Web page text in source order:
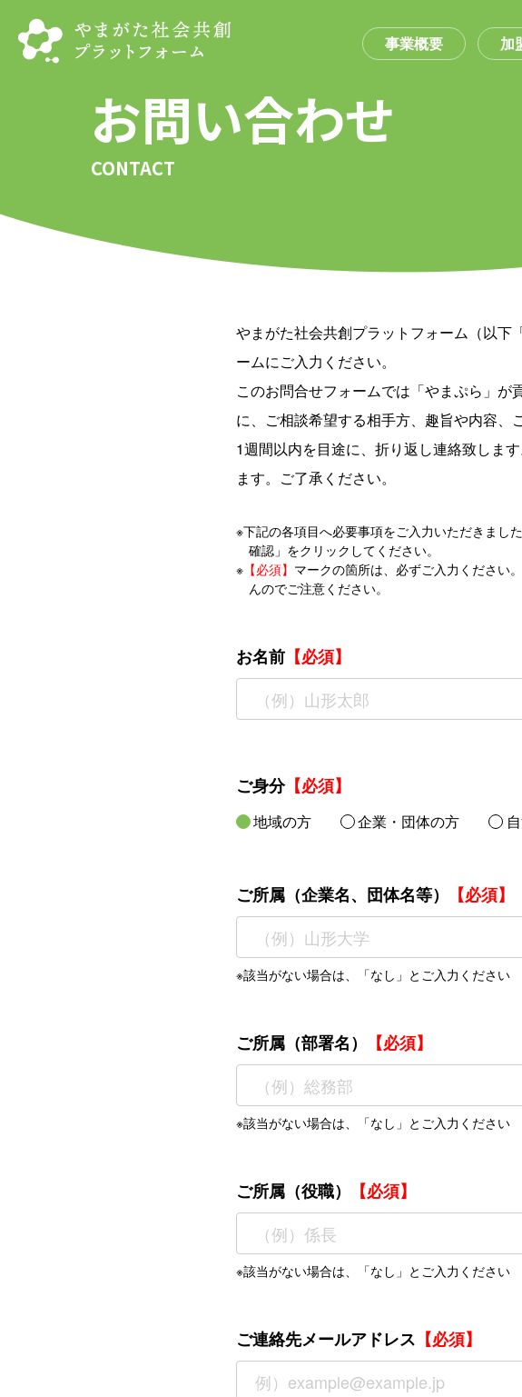
事業概要 加
お問い合わせ
CONTACT
やまがた社会共創プラットフォーム（以下
ームにご入力ください。
このお問合せフォームでは「やまぷら」
に、ご相談希望する相手方、趣旨や内容
1週間以内を目途に、折り返し連絡致しま
ます。ご了承ください。
※下記の各項目へ必要事項をご入力いただきまし
確認」をクリックしてください。
※ 【必須】 マークの箇所は、必ずご入力ください
んのでご注意ください。
お名前 【必須】
ご身分【必須】
地域の方 企業・団体の方
ご所属（企業名、団体名等） 【必須】
※該当がない場合は、「なし」とご入力ください
ご所属（部署名） 【必須】
※該当がない場合は、「なし」とご入力ください
ご所属（役職） 【必須】
※該当がない場合は、「なし」とご入力ください
ご連絡先メールアドレス 【必須】